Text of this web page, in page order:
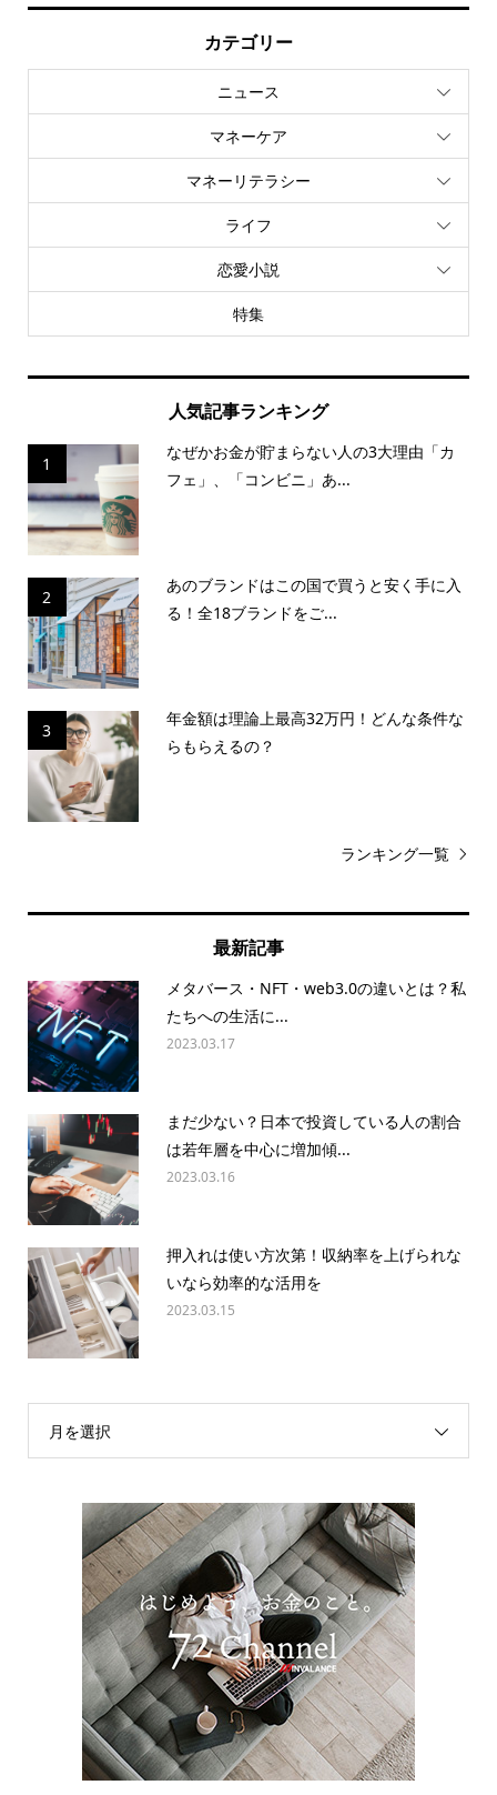
カテゴリー
ニュース
マネーケア
マネーリテラシー
ライフ
恋愛小説
特集
人気記事ランキング
1
なぜかお金が貯まらない人の3大理由「カ
フェ」、「コンビニ」あ...
2
あのブランドはこの国で買うと安く手に入
る！全18ブランドをご...
3
年金額は理論上最高32万円！どんな条件な
らもらえるの？
ランキング一覧
最新記事
メタバース・NFT・web3.0の違いとは？私
たちへの生活に...
2023.03.17
まだ少ない？日本で投資している人の割合
は若年層を中心に増加傾...
2023.03.16
押入れは使い方次第！収納率を上げられな
いなら効率的な活用を
2023.03.15
月を選択